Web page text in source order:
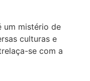
um mistério de
culturas e
se com a